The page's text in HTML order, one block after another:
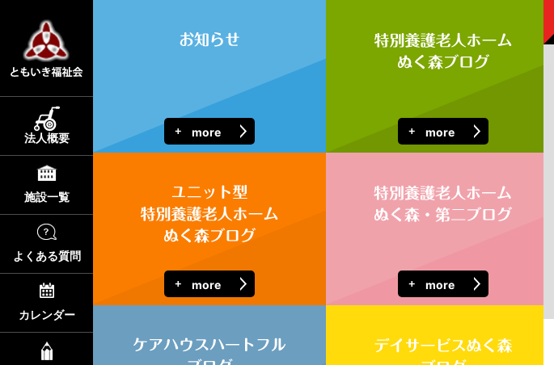
法人概要
施設一覧
よくある質問
カレンダー
more more
more more